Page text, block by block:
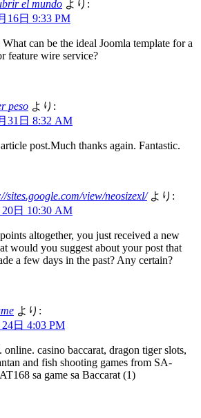
el mundo より:
16日 9:33 PM
can be the ideal Joomla template for a
feature wire service?
peso より:
31日 8:32 AM
post.Much thanks again. Fantastic.
sites.google.com/view/neosizexl/ より:
20日 10:30 AM
altogether, you just received a new
would you suggest about your post that
a few days in the past? Any certain?
より:
日 4:03 PM
online. casino baccarat, dragon tiger slots,
and fish shooting games from SA-
sa game sa Baccarat (1)